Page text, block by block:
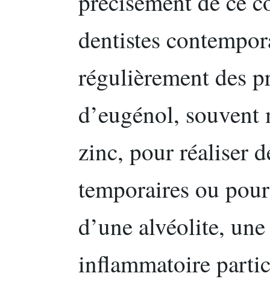
dentistes
régulièrement des
d’eugénol, souvent
zinc, pour réaliser
temporaires ou
d’une alvéolite,
inflammatoire